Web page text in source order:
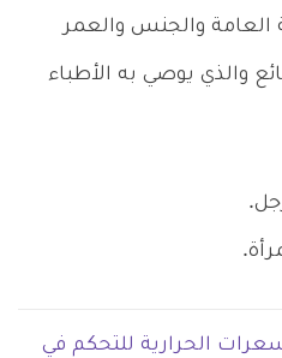
والجنس والعمر
والذي يوصي به الأطباء
الحرارية للتحكم في